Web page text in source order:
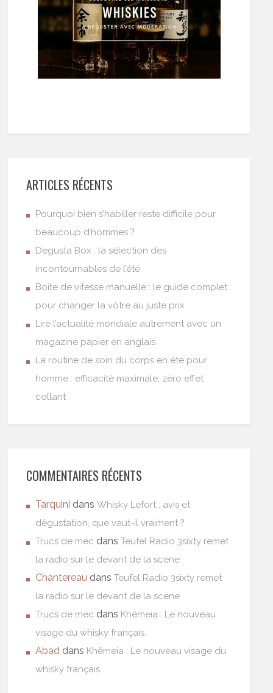
ARTICLES RÉCENTS
Pourquoi bien s’habiller reste difficile pour
beaucoup d’hommes ?
Degusta Box : la sélection des
incontournables de l’été
Boîte de vitesse manuelle : le guide complet
pour changer la vôtre au juste prix
Lire l’actualité mondiale autrement avec un
magazine papier en anglais
La routine de soin du corps en été pour
homme : efficacité maximale, zéro effet
collant
COMMENTAIRES RÉCENTS
Tarquini dansWhisky Lefort : avis et
dégustation, que vaut-il vraiment ?
Trucs de mec dansTeufel Radio 3sixty remet
la radio sur le devant de la scène
Chantereau dansTeufel Radio 3sixty remet
la radio sur le devant de la scène
Trucs de mec dans Khêmeia : Le nouveau
visage du whisky français.
Abad dans Khêmeia : Le nouveau visage du
whisky français.